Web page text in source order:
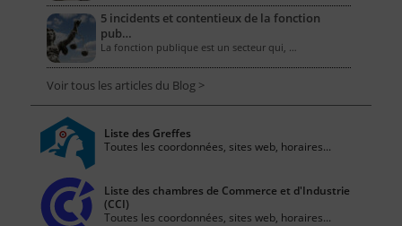
5 incidents et contentieux de la fonction
pub…
La fonction publique est un secteur qui, …
Voir tous les articles du Blog >
Liste des Greffes
Toutes les coordonnées, sites web, horaires...
Liste des chambres de Commerce et d'Industrie
(CCI)
Toutes les coordonnées, sites web, horaires...